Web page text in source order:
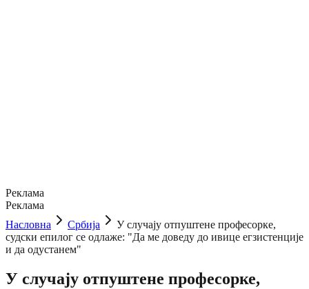
Реклама
Реклама
Насловна
Србија
У случају отпуштене професорке,
судски епилог се одлаже: "Да ме доведу до ивице егзистенције
и да одустанем"
У случају отпуштене професорке,